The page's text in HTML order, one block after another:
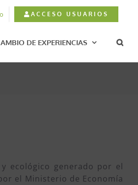
ACCESO USUARIOS
DE EXPERIENCIAS
ecológico generado por el
el Ministerio de Economía